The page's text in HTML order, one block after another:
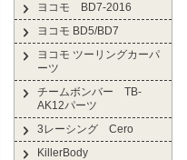
ヨコモ BD7-2016
ヨコモ BD5/BD7
ヨコモ ツーリングカーパ
ーツ
チームボンバー TB-
AK12パーツ
3レーシング Cero
KillerBody